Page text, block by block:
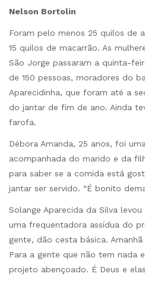
Nelson Bortolin
Foram pelo menos 25 quilos de
15 quilos de macarrão. As
São Jorge passaram a quinta-
de 150 pessoas, moradores do
Aparecidinha, que foram até a
do jantar de fim de ano. Ainda
farofa.
Débora Amanda, 25 anos, foi
acompanhada do marido e da
para saber se a comida está
jantar ser servido. “É bonito
Solange Aparecida da Silva
uma frequentadora assídua do
gente, dão cesta básica.
Para a gente que não tem nada
projeto abençoado. É Deus e